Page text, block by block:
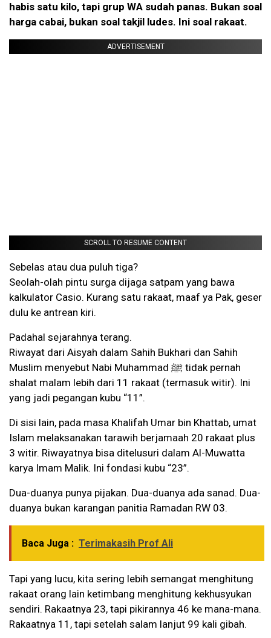
habis satu kilo, tapi grup WA sudah panas. Bukan soal
harga cabai, bukan soal takjil ludes. Ini soal rakaat.
ADVERTISEMENT
SCROLL TO RESUME CONTENT
Sebelas atau dua puluh tiga?
Seolah-olah pintu surga dijaga satpam yang bawa
kalkulator Casio. Kurang satu rakaat, maaf ya Pak, geser
dulu ke antrean kiri.
Padahal sejarahnya terang.
Riwayat dari Aisyah dalam Sahih Bukhari dan Sahih
Muslim menyebut Nabi Muhammad ﷺ tidak pernah
shalat malam lebih dari 11 rakaat (termasuk witir). Ini
yang jadi pegangan kubu “11”.
Di sisi lain, pada masa Khalifah Umar bin Khattab, umat
Islam melaksanakan tarawih berjamaah 20 rakaat plus
3 witir. Riwayatnya bisa ditelusuri dalam Al-Muwatta
karya Imam Malik. Ini fondasi kubu “23”.
Dua-duanya punya pijakan. Dua-duanya ada sanad. Dua-
duanya bukan karangan panitia Ramadan RW 03.
Baca Juga : Terimakasih Prof Ali
Tapi yang lucu, kita sering lebih semangat menghitung
rakaat orang lain ketimbang menghitung kekhusyukan
sendiri. Rakaatnya 23, tapi pikirannya 46 ke mana-mana.
Rakaatnya 11, tapi setelah salam lanjut 99 kali gibah.